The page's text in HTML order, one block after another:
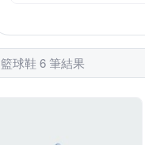
籃球鞋 6 筆結果